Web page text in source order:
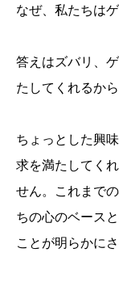
なぜ、私たちは
答えはズバリ、
たしてくれるから
ちょっとした興
求を満たしてく
せん。これまで
ちの心のベース
ことが明らかに